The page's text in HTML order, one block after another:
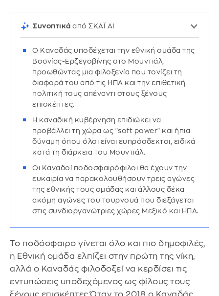
Συνοπτικά από ΣΚΑΪ AI
Ο Καναδάς υποδέχεται την εθνική ομάδα της
Βοσνίας-Ερζεγοβίνης στο Μουντιάλ,
προωθώντας μια φιλοξενία που τονίζει τη
διαφορά του από τις ΗΠΑ και την επιθετική
πολιτική τους απέναντι στους ξένους
επισκέπτες.
Η καναδική κυβέρνηση επιδιώκει να
προβάλλει τη χώρα ως "soft power" και ήπια
δύναμη όπου όλοι είναι ευπρόσδεκτοι, ειδικά
κατά τη διάρκεια του Μουντιάλ.
Οι Καναδοί ποδοσφαιρόφιλοι θα έχουν την
ευκαιρία να παρακολουθήσουν τρεις αγώνες
της εθνικής τους ομάδας και άλλους δέκα
ακόμη αγώνες του τουρνουά που διεξάγεται
στις συνδιοργανώτριες χώρες Μεξικό και ΗΠΑ.
Το ποδόσφαιρο γίνεται όλο και πιο δημοφιλές,
η Εθνική ομάδα ελπίζει στην πρώτη της νίκη,
αλλά ο Καναδάς φιλοδοξεί να κερδίσει τις
εντυπώσεις υποδεχόμενος ως φίλους τους
ξένους επισκέπτες.Όταν το 2018 ο Καναδάς